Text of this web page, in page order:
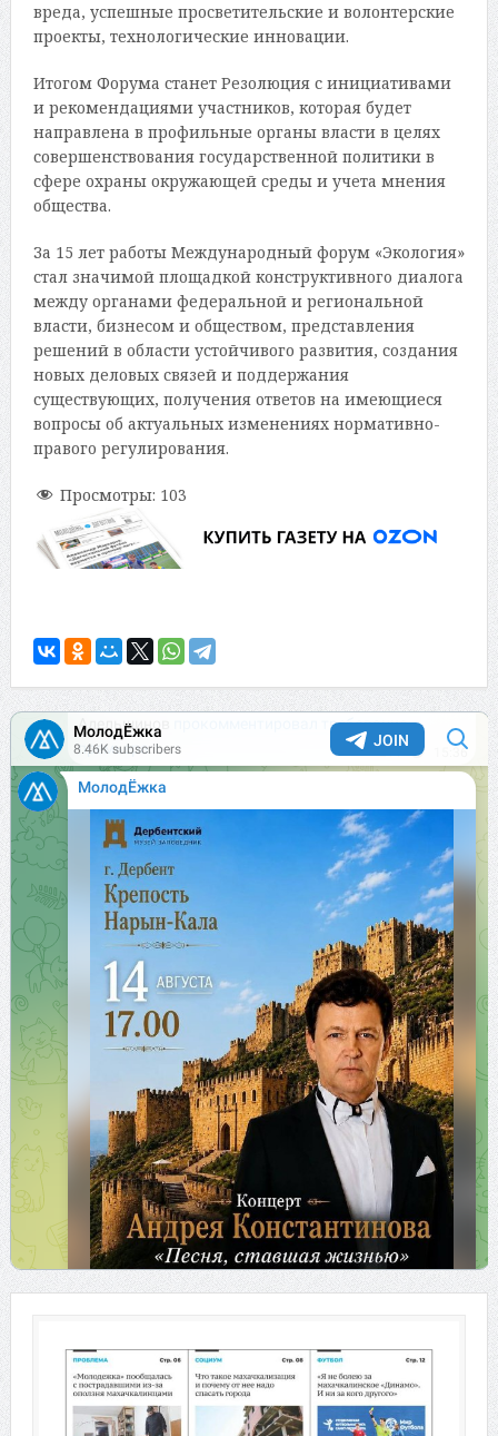
вреда, успешные просветительские и волонтерские
проекты, технологические инновации.
Итогом Форума станет Резолюция с инициативами
и рекомендациями участников, которая будет
направлена в профильные органы власти в целях
совершенствования государственной политики в
сфере охраны окружающей среды и учета мнения
общества.
За 15 лет работы Международный форум «Экология»
стал значимой площадкой конструктивного диалога
между органами федеральной и региональной
власти, бизнесом и обществом, представления
решений в области устойчивого развития, создания
новых деловых связей и поддержания
существующих, получения ответов на имеющиеся
вопросы об актуальных изменениях нормативно-
правого регулирования.
Просмотры: 103